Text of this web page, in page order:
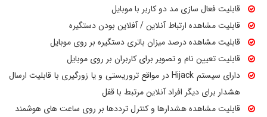
قابلیت فعال سازی مد دو کاربر با موبایل
قابلیت مشاهده ارتباط آنلاین / آفلاین بودن دستگیره
قابلیت مشاهده درصد میزان باتری دستگیره بر روی موبایل
قابلیت تعیین نام و تصویر برای کاربران بر روی موبایل
دارای سیستم Hijack در مواقع تروریستی و یا زورگیری با قابلیت ارسال
هشدار برای دیگر افراد آنلاین مرتبط با قفل
قابلیت مشاهده هشدارها و کنترل ترددها بر روی ساعت های هوشمند